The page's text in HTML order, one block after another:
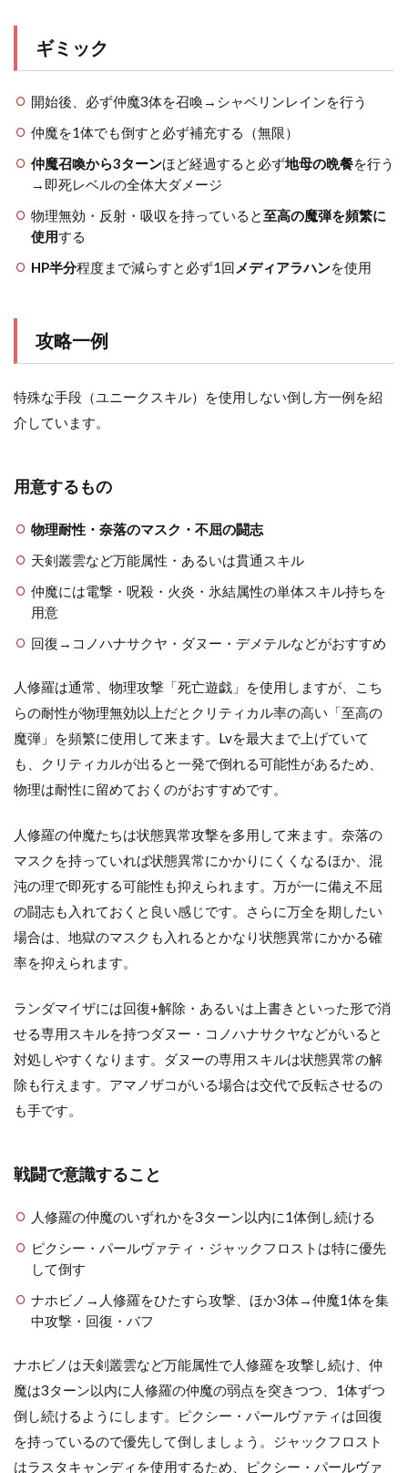
ギミック
開始後、必ず仲魔3体を召喚→シャベリンレインを行う
仲魔を1体でも倒すと必ず補充する（無限）
仲魔召喚から3ターンほど経過すると必ず地母の晩餐を行う
→即死レベルの全体大ダメージ
物理無効・反射・吸収を持っていると至高の魔弾を頻繁に
使用する
HP半分程度まで減らすと必ず1回 メディアラハンを使用
攻略一例
特殊な手段（ユニークスキル）を使用しない倒し方一例を紹
介しています。
用意するもの
物理耐性・奈落のマスク・不屈の闘志
天剣叢雲など万能属性・あるいは貫通スキル
仲魔には電撃・呪殺・火炎・氷結属性の単体スキル持ちを
用意
回復→コノハナサクヤ・ダヌー・デメテルなどがおすすめ
人修羅は通常、物理攻撃「死亡遊戯」を使用しますが、こち
らの耐性が物理無効以上だとクリティカル率の高い「至高の
魔弾」を頻繁に使用して来ます。Lvを最大まで上げていて
も、クリティカルが出ると一発で倒れる可能性があるため、
物理は耐性に留めておくのがおすすめです。
人修羅の仲魔たちは状態異常攻撃を多用して来ます。奈落の
マスクを持っていれば状態異常にかかりにくくなるほか、混
沌の理で即死する可能性も抑えられます。万が一に備え不屈
の闘志も入れておくと良い感じです。さらに万全を期したい
場合は、地獄のマスクも入れるとかなり状態異常にかかる確
率を抑えられます。
ランダマイザには回復+解除・あるいは上書きといった形で消
せる専用スキルを持つダヌー・コノハナサクヤなどがいると
対処しやすくなります。ダヌーの専用スキルは状態異常の解
除も行えます。アマノザコがいる場合は交代で反転させるの
も手です。
戦闘で意識すること
人修羅の仲魔のいずれかを3ターン以内に1体倒し続ける
ピクシー・パールヴァティ・ジャックフロストは特に優先
して倒す
ナホビノ→人修羅をひたすら攻撃、ほか3体→仲魔1体を集
中攻撃・回復・バフ
ナホビノは天剣叢雲など万能属性で人修羅を攻撃し続け、仲
魔は3ターン以内に人修羅の仲魔の弱点を突きつつ、1体ずつ
倒し続けるようにします。ピクシー・パールヴァティは回復
を持っているので優先して倒しましょう。ジャックフロスト
はラスタキャンディを使用するため、ピクシー・パールヴァ